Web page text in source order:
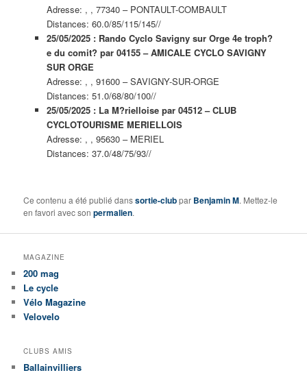
Adresse: , , 77340 – PONTAULT-COMBAULT
Distances: 60.0/85/115/145//
25/05/2025 : Rando Cyclo Savigny sur Orge 4e troph?
e du comit? par 04155 – AMICALE CYCLO SAVIGNY
SUR ORGE
Adresse: , , 91600 – SAVIGNY-SUR-ORGE
Distances: 51.0/68/80/100//
25/05/2025 : La M?rielloise par 04512 – CLUB
CYCLOTOURISME MERIELLOIS
Adresse: , , 95630 – MERIEL
Distances: 37.0/48/75/93//
Ce contenu a été publié danssortie-clubpar Benjamin M. Mettez-le
en favori avec sonpermalien.
MAGAZINE
200 mag
Le cycle
Vélo Magazine
Velovelo
CLUBS AMIS
Ballainvilliers